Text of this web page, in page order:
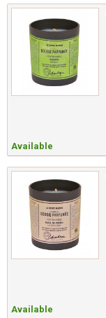
Available
Available